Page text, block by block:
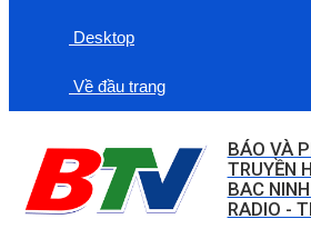
Desktop
Về đầu trang
BÁO VÀ
TRUYỀN
BAC
RADIO -